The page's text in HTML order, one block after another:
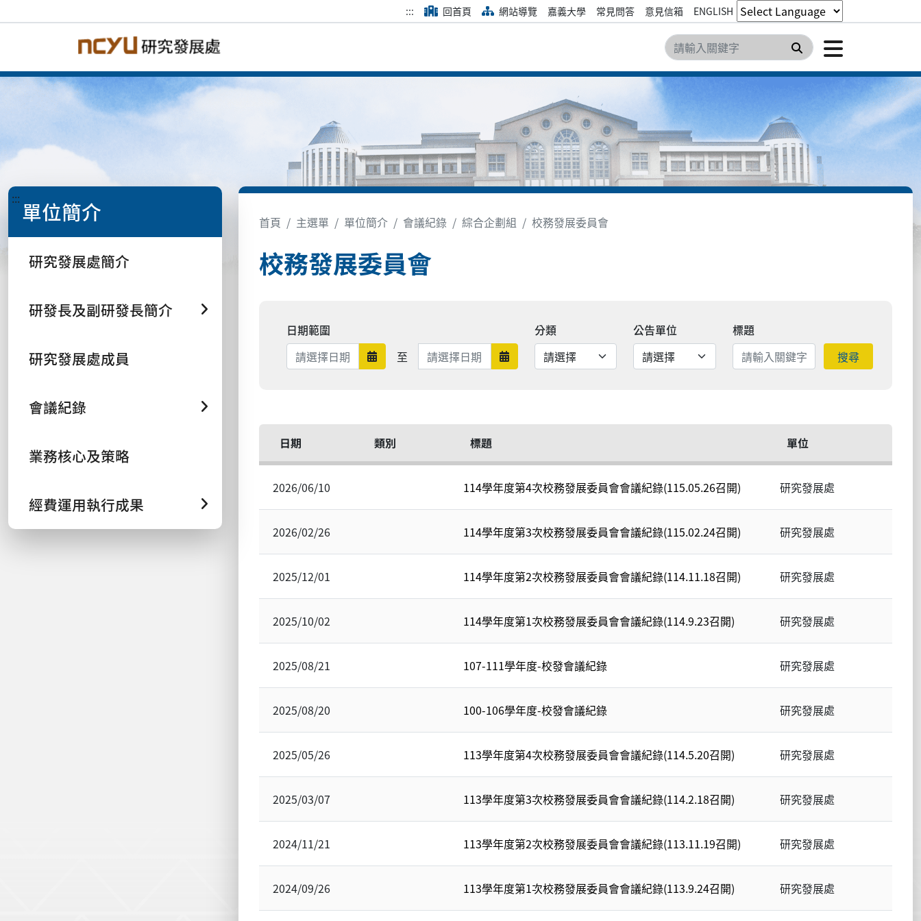
::: 回首頁 網站導覽 嘉義大學 常見問答 意見信箱 ENGLISH
搜尋 點擊開
::: 單位簡介
研究發展處簡介
研發長及副研發長簡介
研究發展處成員
會議紀錄
業務核心及策略
經費運用執行成果
首頁 主選單 單位簡介 會議紀錄 綜合企劃組 校務發展委員會
校務發展委員會
日期範圍
日期範圍開始
至 日期範圍結束 日期範圍結束
分類 公告單位
標題
搜尋
日期 類別 標題 單位
2026/06/10 114學年度第4次校務發展委員會會議紀錄(115.05.26召開) 研究發展處
2026/02/26 114學年度第3次校務發展委員會會議紀錄(115.02.24召開) 研究發展處
2025/12/01 114學年度第2次校務發展委員會會議紀錄(114.11.18召開) 研究發展處
2025/10/02 114學年度第1次校務發展委員會會議紀錄(114.9.23召開) 研究發展處
2025/08/21 107-111學年度-校發會議紀錄 研究發展處
2025/08/20 100-106學年度-校發會議紀錄 研究發展處
2025/05/26 113學年度第4次校務發展委員會會議紀錄(114.5.20召開) 研究發展處
2025/03/07 113學年度第3次校務發展委員會會議紀錄(114.2.18召開) 研究發展處
2024/11/21 113學年度第2次校務發展委員會會議紀錄(113.11.19召開) 研究發展處
2024/09/26 113學年度第1次校務發展委員會會議紀錄(113.9.24召開) 研究發展處